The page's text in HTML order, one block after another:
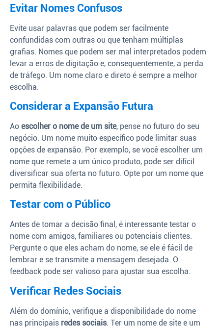
Evitar Nomes Confusos
Evite usar palavras que podem ser facilmente
confundidas com outras ou que tenham múltiplas
grafias. Nomes que podem ser mal interpretados podem
levar a erros de digitação e, consequentemente, a perda
de tráfego. Um nome claro e direto é sempre a melhor
escolha.
Considerar a Expansão Futura
Ao escolher o nome de um site, pense no futuro do seu
negócio. Um nome muito específico pode limitar suas
opções de expansão. Por exemplo, se você escolher um
nome que remete a um único produto, pode ser difícil
diversificar sua oferta no futuro. Opte por um nome que
permita flexibilidade.
Testar com o Público
Antes de tomar a decisão final, é interessante testar o
nome com amigos, familiares ou potenciais clientes.
Pergunte o que eles acham do nome, se ele é fácil de
lembrar e se transmite a mensagem desejada. O
feedback pode ser valioso para ajustar sua escolha.
Verificar Redes Sociais
Além do domínio, verifique a disponibilidade do nome
nas principais redes sociais. Ter um nome de site e um